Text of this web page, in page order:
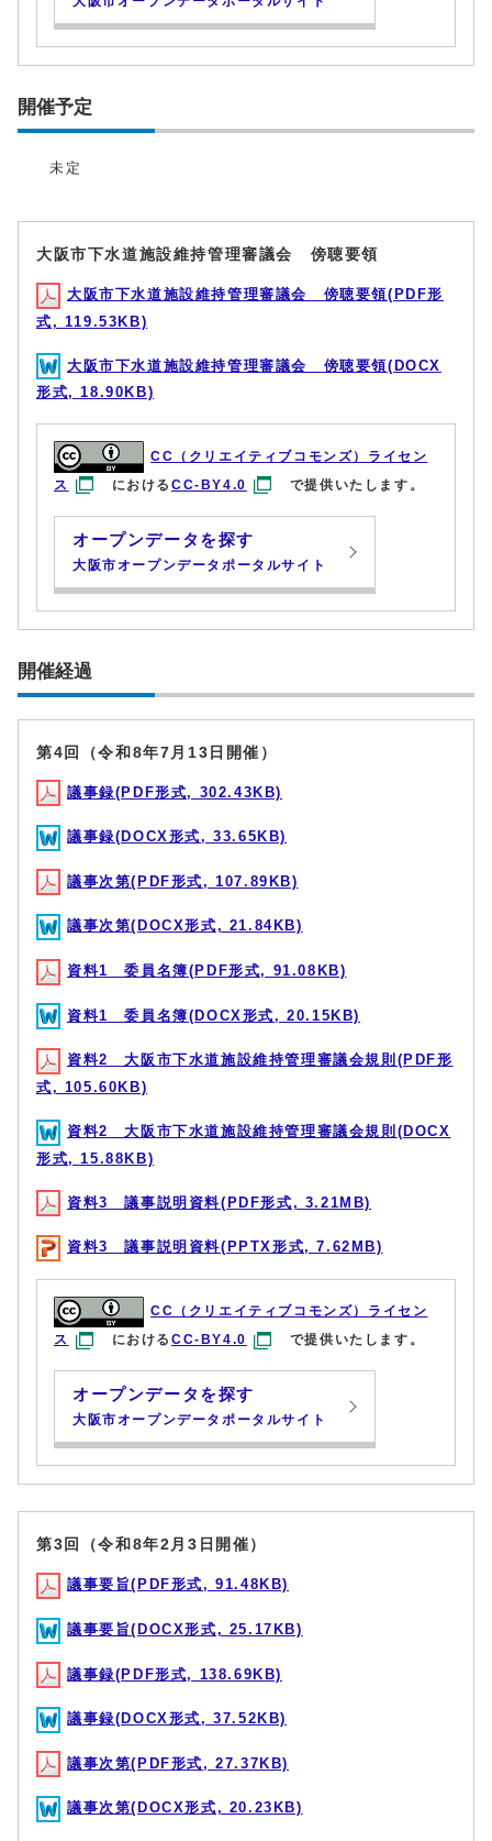
開催予定
未定
大阪市下水道施設維持管理審議会 傍聴要領
大阪市下水道施設維持管理審議会 傍聴要領(PDF形
式, 119.53KB)
大阪市下水道施設維持管理審議会 傍聴要領(DOCX
形式, 18.90KB)
CC（クリエイティブコモンズ）ライセン
ス
におけるCC-BY4.0 で提供いたします。
オープンデータを探す
大阪市オープンデータポータルサイト
開催経過
第4回（令和8年7月13日開催）
議事録(PDF形式, 302.43KB)
議事録(DOCX形式, 33.65KB)
議事次第(PDF形式, 107.89KB)
議事次第(DOCX形式, 21.84KB)
資料1 委員名簿(PDF形式, 91.08KB)
資料1 委員名簿(DOCX形式, 20.15KB)
資料2 大阪市下水道施設維持管理審議会規則(PDF形
式, 105.60KB)
資料2 大阪市下水道施設維持管理審議会規則(DOCX
形式, 15.88KB)
資料3 議事説明資料(PDF形式, 3.21MB)
資料3 議事説明資料(PPTX形式, 7.62MB)
CC（クリエイティブコモンズ）ライセン
ス
におけるCC-BY4.0 で提供いたします。
オープンデータを探す
大阪市オープンデータポータルサイト
第3回（令和8年2月3日開催）
議事要旨(PDF形式, 91.48KB)
議事要旨(DOCX形式, 25.17KB)
議事録(PDF形式, 138.69KB)
議事録(DOCX形式, 37.52KB)
議事次第(PDF形式, 27.37KB)
議事次第(DOCX形式, 20.23KB)